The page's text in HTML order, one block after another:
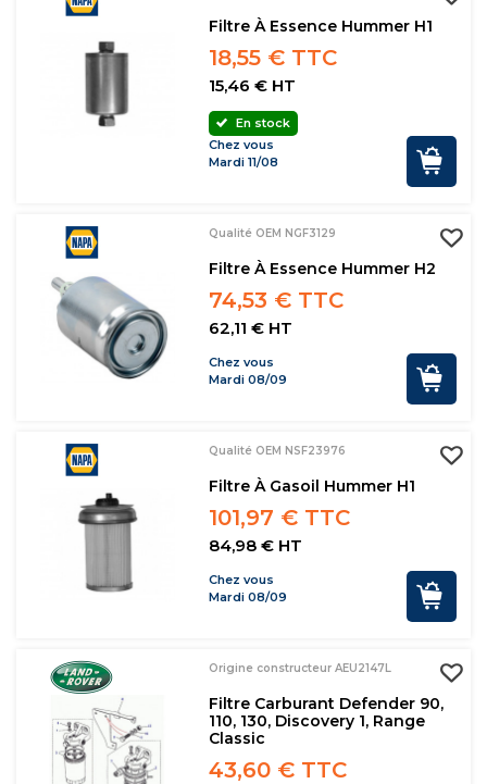
Filtre À Essence Hummer H1
18,55 € TTC
15,46 € HT
En stock
Chez vous
Mardi 11/08
Qualité OEM NGF3129
Filtre À Essence Hummer H2
74,53 € TTC
62,11 € HT
Chez vous
Mardi 08/09
Qualité OEM NSF23976
Filtre À Gasoil Hummer H1
101,97 € TTC
84,98 € HT
Chez vous
Mardi 08/09
Origine constructeur AEU2147L
Filtre Carburant Defender 90,
110, 130, Discovery 1, Range
Classic
43,60 € TTC